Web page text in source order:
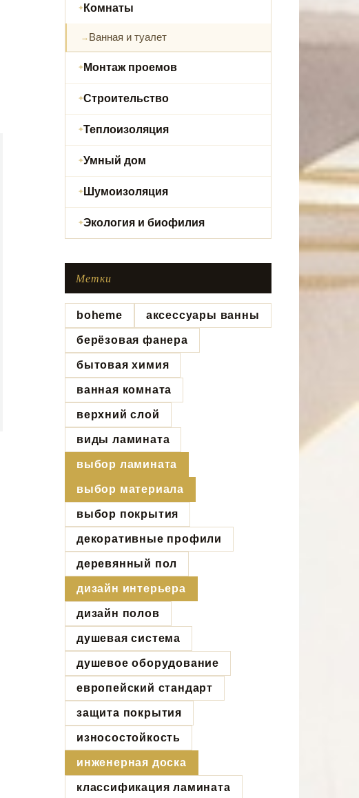
Комнаты
Ванная и туалет
Монтаж проемов
Строительство
Теплоизоляция
Умный дом
Шумоизоляция
Экология и биофилия
Метки
boheme аксессуары ванны
берёзовая фанера
бытовая химия
ванная комната
верхний слой
виды ламината
выбор ламината
выбор материала
выбор покрытия
декоративные профили
деревянный пол
дизайн интерьера
дизайн полов
душевая система
душевое оборудование
европейский стандарт
защита покрытия
износостойкость
инженерная доска
классификация ламината